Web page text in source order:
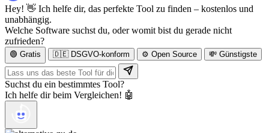
Hey! 👋 Ich helfe dir, das perfekte Tool zu finden – kostenlos und
unabhängig.
Welche Software suchst du, oder womit bist du gerade nicht
zufrieden?
🟢 Gratis 🇩🇪 DSGVO-konform ⚙️ Open Source 💸 Günstigste
Suchst du ein bestimmtes Tool?
Ich helfe dir beim Vergleichen! 🤖